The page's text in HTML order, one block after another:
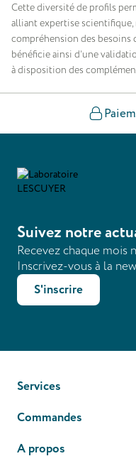
Cette diversité de profils
alliant expertise
compréhension des besoins
bénéficie ainsi d’une
à disposition des
Suivez notre
Recevez chaque mois
Inscrivez-vous à la
S'inscrire
Services
Commandes
A propos